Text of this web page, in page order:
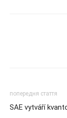
попередня стаття
SAE vytváří